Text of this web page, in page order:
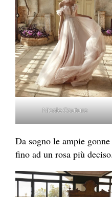
Nicole Couture
Da sogno le ampie
fino ad un rosa più deciso.